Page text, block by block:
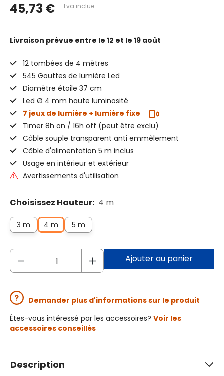
45,73 € Tva inclue
Livraison prévue entre le 12 et le 19 août
12 tombées de 4 mètres
545 Gouttes de lumière Led
Diamètre étoile 37 cm
Led Ø 4 mm haute luminosité
7 jeux de lumière + lumière fixe
Timer 8h on / 16h off (peut être exclu)
Câble souple transparent anti emmêlement
Câble d'alimentation 5 m inclus
Usage en intérieur et extérieur
Avertissements d'utilisation
Choisissez Hauteur: 4 m
3 m 4 m 5 m
Ajouter au panier
Demander plus d'informations sur le produit
Êtes-vous intéressé par les accessoires? Voir les
accessoires conseillés
Description